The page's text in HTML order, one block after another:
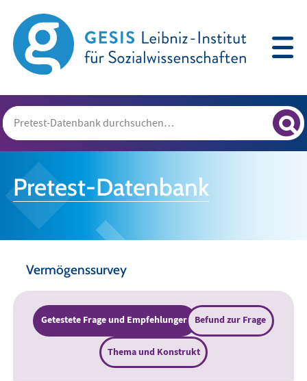
Pretest-Datenbank
Vermögenssurvey
Getestete Frage und Empfehlungen Befund zur Frage
Thema und Konstrukt